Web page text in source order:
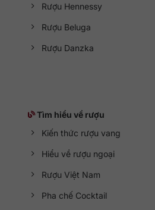
Rượu Hennessy
Rượu Beluga
Rượu Danzka
Tìm hiểu về rượu
Kiến thức rượu vang
Hiểu về rượu ngoại
Rượu Việt Nam
Pha chế Cocktail